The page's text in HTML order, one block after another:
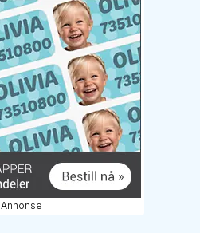
Annonse